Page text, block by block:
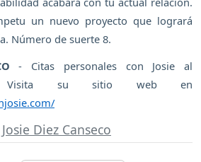
un nuevo proyecto que logrará
Número de suerte 8.
- Citas personales con Josie al
su sitio web en
Josie Diez Canseco